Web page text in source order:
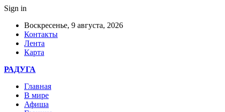
Sign in
Воскресенье, 9 августа, 2026
Контакты
Лента
Карта
РАДУГА
Главная
В мире
Афиша